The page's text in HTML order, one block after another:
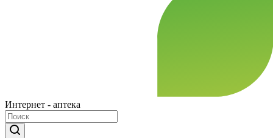
Интернет - аптека